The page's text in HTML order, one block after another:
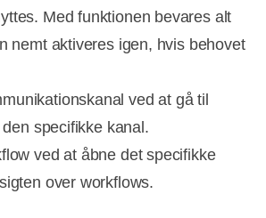
Med funktionen bevares alt
nemt aktiveres igen, hvis behovet
ved at gå til
specifikke kanal.
ved at åbne det specifikke
over workflows.